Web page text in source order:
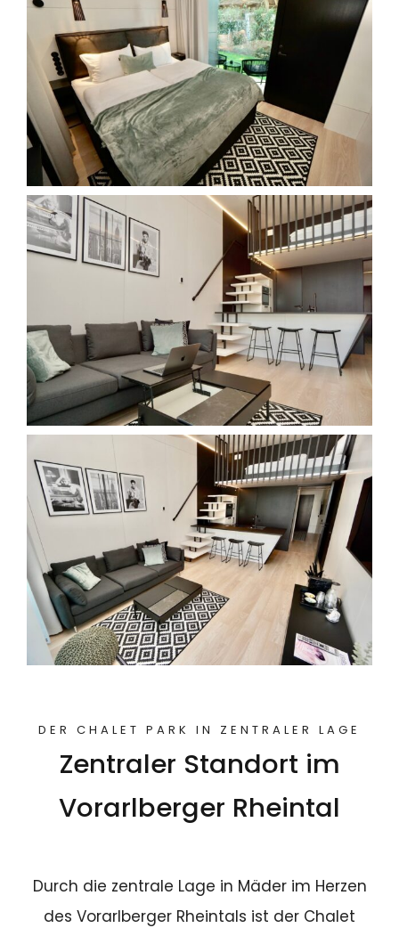
DER CHALET PARK IN ZENTRALER LAGE
Zentraler Standort im
Vorarlberger Rheintal
Durch die zentrale Lage in Mäder im Herzen
des Vorarlberger Rheintals ist der Chalet